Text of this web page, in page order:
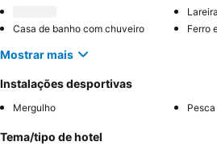
Lareira
Casa de banho com chuveiro
Ferro
Mostrar mais
Instalações desportivas
Mergulho Pesca
Tema/tipo de hotel